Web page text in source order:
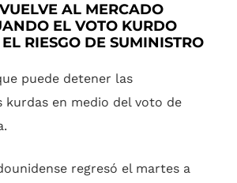
AL MERCADO
EL VOTO KURDO
RIESGO DE SUMINISTRO
puede detener las
kurdas en medio del voto de
regresó el martes a